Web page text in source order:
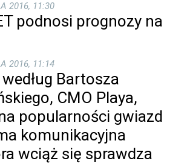
2016, 11:30
podnosi prognozy na
2016, 11:14
Bartosza
CMO Playa,
popularności gwiazd
komunikacyjna
wciąż się sprawdza